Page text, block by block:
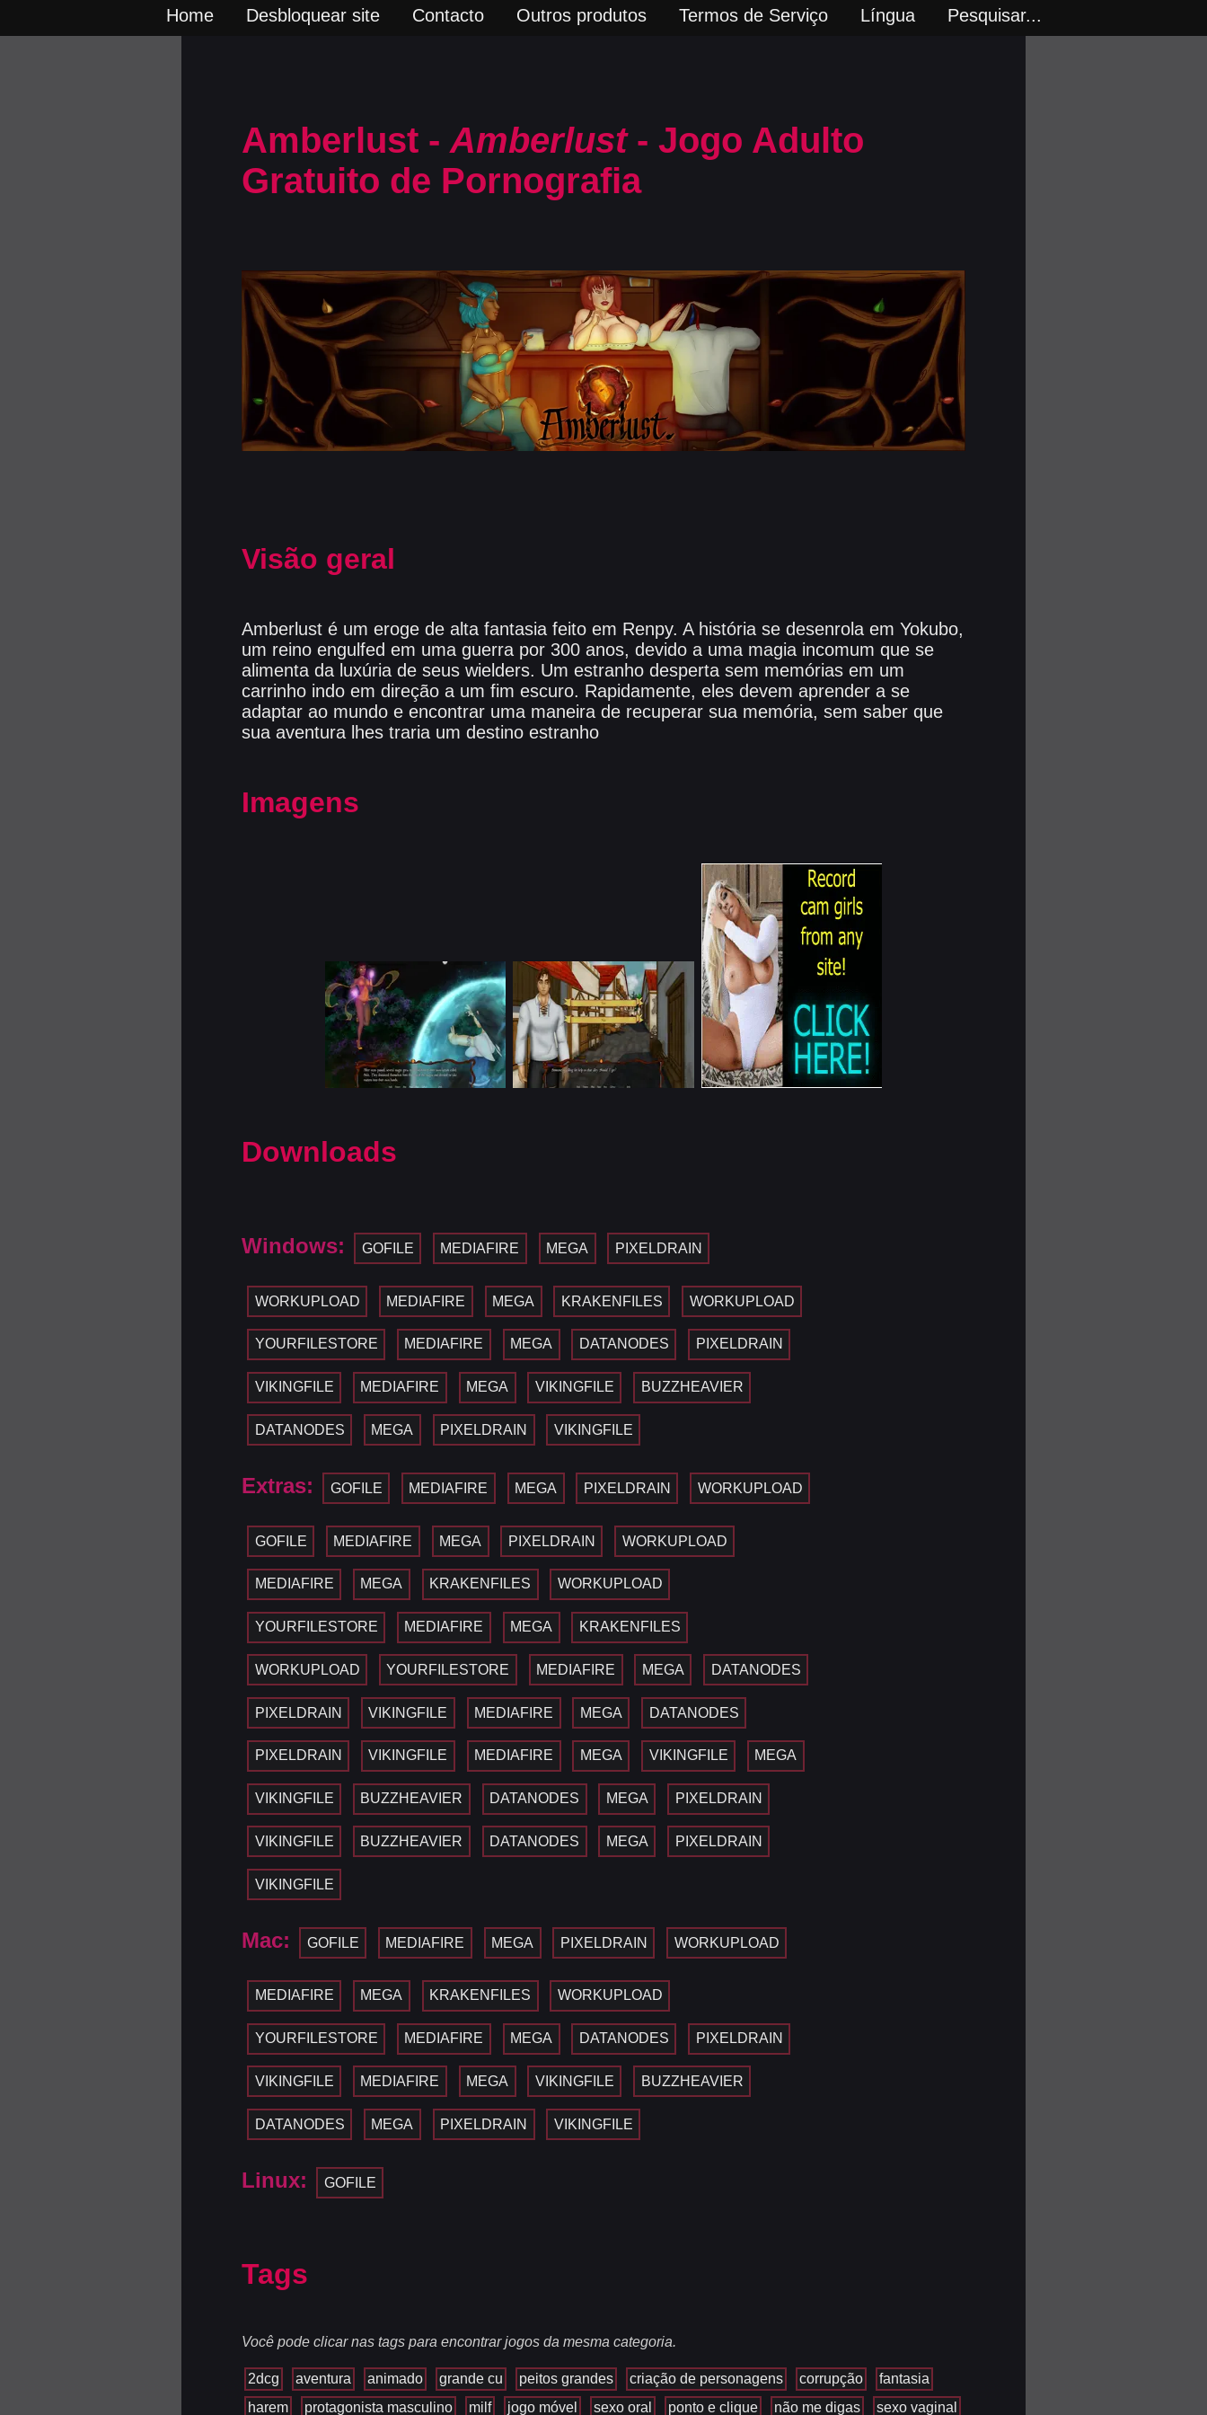
Home Desbloquear site Contacto Outros produtos Termos de Serviço Língua Pesquisar...
Amberlust - Amberlust- Jogo Adulto
Gratuito de Pornografia
Visão geral
Amberlust é um eroge de alta fantasia feito em Renpy. A história se desenrola em Yokubo,
um reino engulfed em uma guerra por 300 anos, devido a uma magia incomum que se
alimenta da luxúria de seus wielders. Um estranho desperta sem memórias em um
carrinho indo em direção a um fim escuro. Rapidamente, eles devem aprender a se
adaptar ao mundo e encontrar uma maneira de recuperar sua memória, sem saber que
sua aventura lhes traria um destino estranho
Imagens
Downloads
Windows: GOFILE MEDIAFIRE MEGA PIXELDRAIN
WORKUPLOAD MEDIAFIRE MEGA KRAKENFILES WORKUPLOAD
YOURFILESTORE MEDIAFIRE MEGA DATANODES PIXELDRAIN
VIKINGFILE MEDIAFIRE MEGA VIKINGFILE BUZZHEAVIER
DATANODES MEGA PIXELDRAIN VIKINGFILE
Extras: GOFILE MEDIAFIRE MEGA PIXELDRAIN WORKUPLOAD
GOFILE MEDIAFIRE MEGA PIXELDRAIN WORKUPLOAD
MEDIAFIRE MEGA KRAKENFILES WORKUPLOAD
YOURFILESTORE MEDIAFIRE MEGA KRAKENFILES
WORKUPLOAD YOURFILESTORE MEDIAFIRE MEGA DATANODES
PIXELDRAIN VIKINGFILE MEDIAFIRE MEGA DATANODES
PIXELDRAIN VIKINGFILE MEDIAFIRE MEGA VIKINGFILE MEGA
VIKINGFILE BUZZHEAVIER DATANODES MEGA PIXELDRAIN
VIKINGFILE BUZZHEAVIER DATANODES MEGA PIXELDRAIN
VIKINGFILE
Mac: GOFILE MEDIAFIRE MEGA PIXELDRAIN WORKUPLOAD
MEDIAFIRE MEGA KRAKENFILES WORKUPLOAD
YOURFILESTORE MEDIAFIRE MEGA DATANODES PIXELDRAIN
VIKINGFILE MEDIAFIRE MEGA VIKINGFILE BUZZHEAVIER
DATANODES MEGA PIXELDRAIN VIKINGFILE
Linux: GOFILE
Tags
Você pode clicar nas tags para encontrar jogos da mesma categoria.
2dcg aventura animado grande cu peitos grandes criação de personagens corrupção
fantasia
harem
protagonista masculino milf jogo móvel sexo oral ponto e clique não me digas sexo vaginal